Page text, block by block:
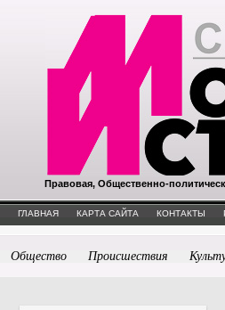
Правовая, Общественно-
ГЛАВНАЯ КАРТА САЙТА КОНТАКТЫ
Общество Происшествия